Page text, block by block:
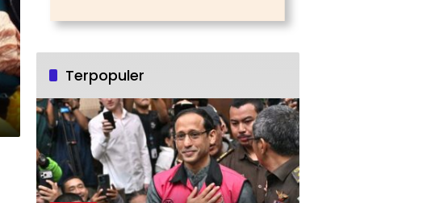
Terpopuler